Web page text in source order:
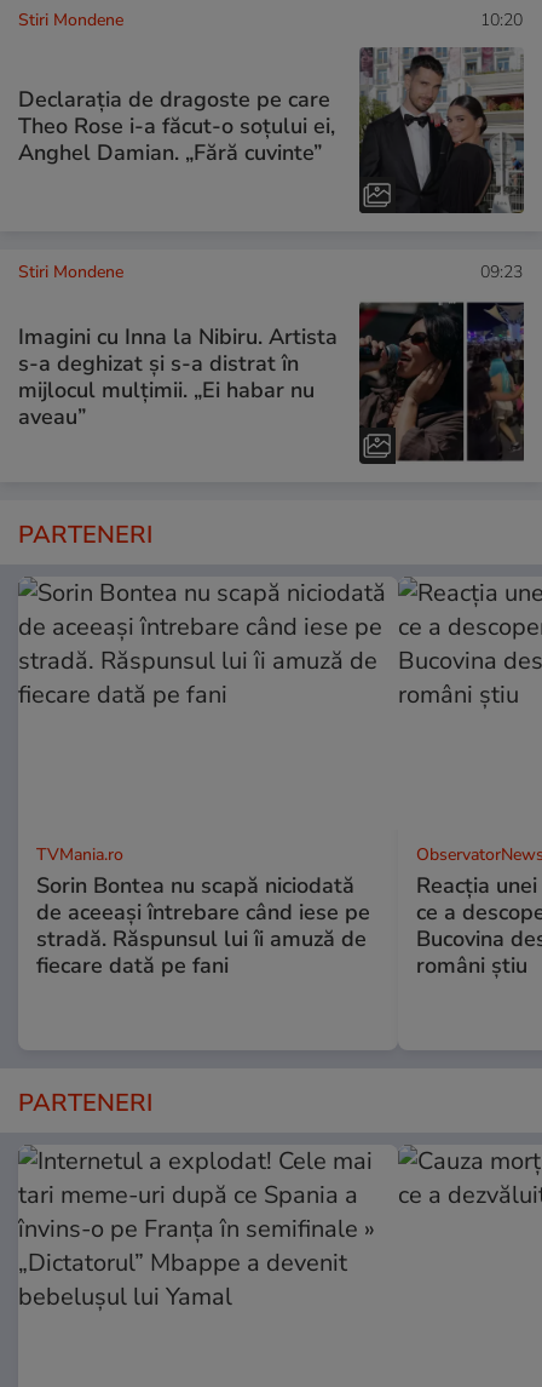
Stiri Mondene 10:20
Declarația de dragoste pe care
Theo Rose i-a făcut-o soțului ei,
Anghel Damian. „Fără cuvinte”
Stiri Mondene 09:23
Imagini cu Inna la Nibiru. Artista
s-a deghizat și s-a distrat în
mijlocul mulțimii. „Ei habar nu
aveau”
PARTENERI
TVMania.ro
Sorin Bontea nu scapă niciodată
de aceeași întrebare când iese pe
stradă. Răspunsul lui îi amuză de
fiecare dată pe fani
Reacția
ce a
Bucovina
români știu
PARTENERI